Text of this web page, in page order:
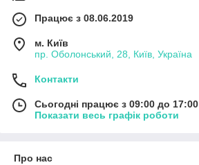
Працює з 08.06.2019
м. Київ
пр. Оболонський, 28, Київ, Україна
Контакти
Сьогодні працює з 09:00 до 17:00
Показати весь графік роботи
Про нас